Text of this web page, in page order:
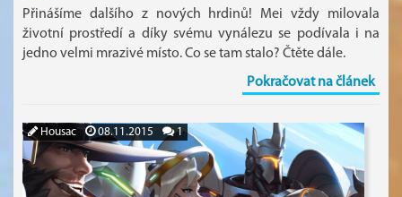
Přinášíme dalšího z nových hrdinů! Mei vždy milovala
životní prostředí a díky svému vynálezu se podívala i na
jedno velmi mrazivé místo. Co se tam stalo? Čtěte dále.
Pokračovat na článek
Housac 08.11.2015 1